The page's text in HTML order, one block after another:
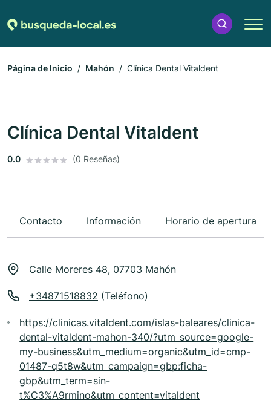
Página de Inicio Mahón Clínica Dental Vitaldent
Clínica Dental Vitaldent
0.0 (0 Reseñas)
Contacto Información Horario de apertura
Calle Moreres 48, 07703 Mahón
+34871518832 (Teléfono)
https://clinicas.vitaldent.com/islas-baleares/clinica-
dental-vitaldent-mahon-340/?utm_source=google-
my-business&utm_medium=organic&utm_id=cmp-
01487-q5t8w&utm_campaign=gbp:ficha-
gbp&utm_term=sin-
t%C3%A9rmino&utm_content=vitaldent